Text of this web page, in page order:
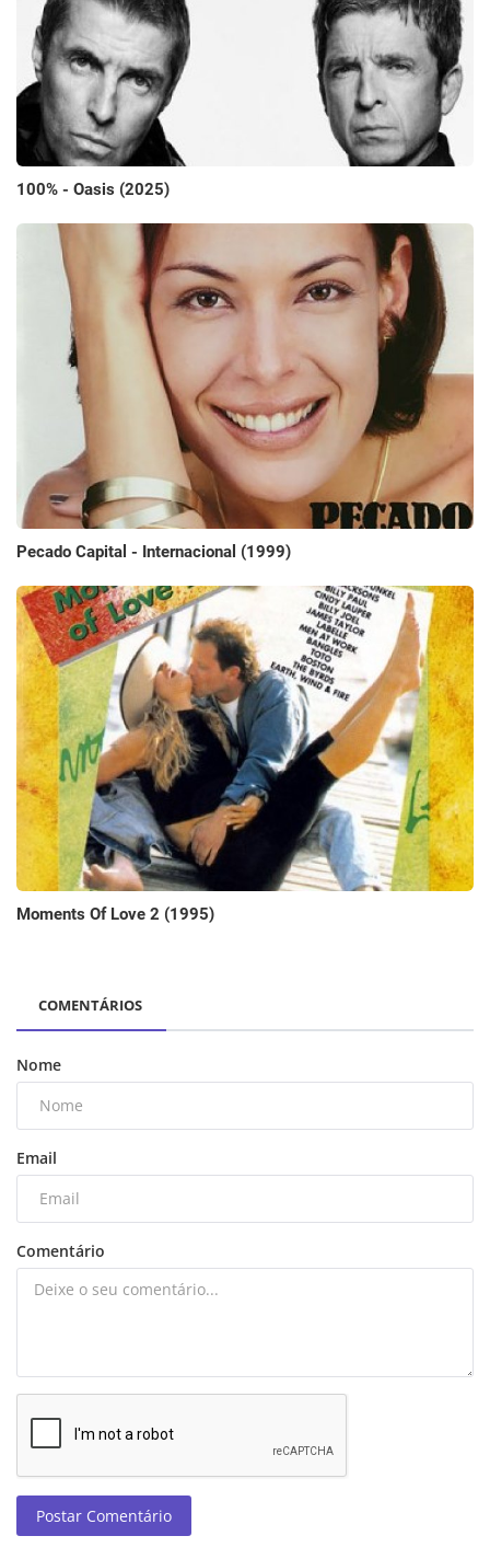
100% - Oasis (2025)
Pecado Capital - Internacional (1999)
Moments Of Love 2 (1995)
COMENTÁRIOS
Nome
Email
Comentário
Postar Comentário